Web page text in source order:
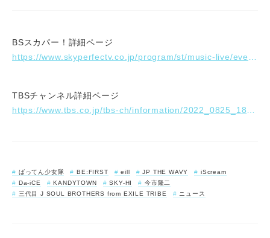
BSスカパー！詳細ページ
https://www.skyperfectv.co.jp/program/st/music-live/event/rollingstonejapan-live/
TBSチャンネル詳細ページ
https://www.tbs.co.jp/tbs-ch/information/2022_0825_1800.html
ばってん少女隊 BE:FIRST eill JP THE WAVY
iScream
Da-iCE
KANDYTOWN SKY-HI
今市隆二
三代目 J SOUL BROTHERS from EXILE TRIBE
ニュース